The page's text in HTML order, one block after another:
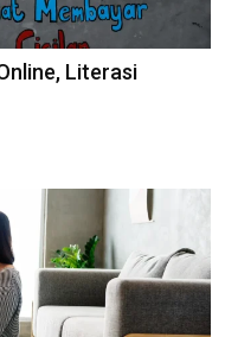
Literasi